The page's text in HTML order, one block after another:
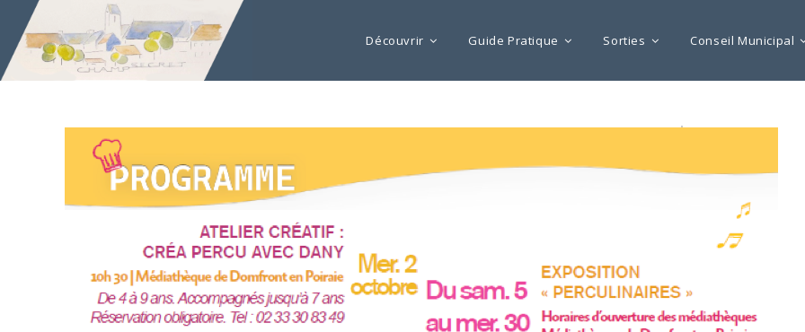
Découvrir Guide Pratique Sorties Conseil Municipal